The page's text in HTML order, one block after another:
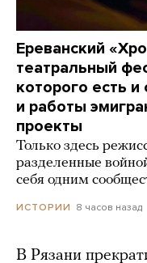
Ереванский
театральный
которого есть и
и работы
проекты
Только здесь
разделенные
себя одним
ИСТОРИИ 8 часов назад
В Рязани